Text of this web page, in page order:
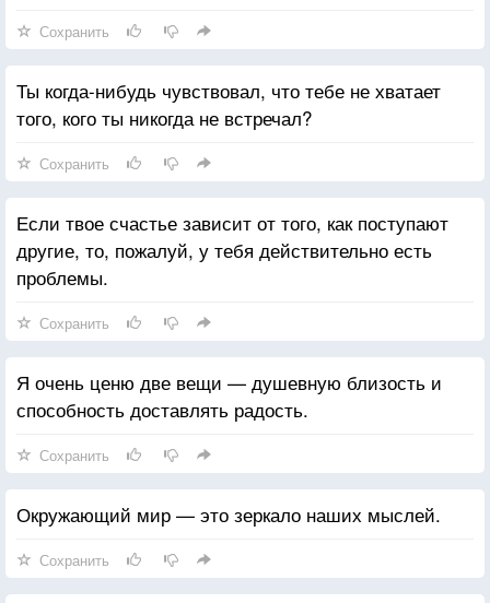
Сохранить
Ты когда-нибудь чувствовал, что тебе не хватает
того, кого ты никогда не встречал?
Сохранить
Если твое счастье зависит от того, как поступают
другие, то, пожалуй, у тебя действительно есть
проблемы.
Сохранить
Я очень ценю две вещи — душевную близость и
способность доставлять радость.
Сохранить
Окружающий мир — это зеркало наших мыслей.
Сохранить